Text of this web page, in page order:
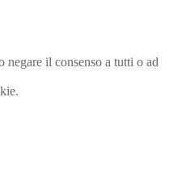
il consenso a tutti o ad